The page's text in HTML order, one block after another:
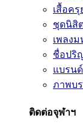
เสื้อค
ชุดนิสิ
เพลง
ชื่อปริ
แบรน
ภาพบ
ติดต่อจุฬาฯ